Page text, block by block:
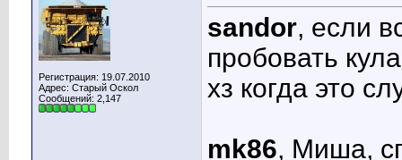
Регистрация: 19.07.2010
Адрес: Старый Оскол
Сообщений: 2,147
sandor, если
пробовать
хз когда это
mk86, Миша,